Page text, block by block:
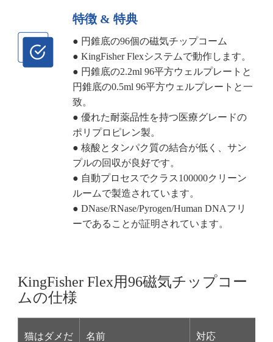
特徴 & 特典
● 円錐底の96個の磁気チップコーム
● KingFisher Flexシステムで動作します。
● 円錐底の2.2ml 96平方ウェルプレートと
円錐底の0.5ml 96平方ウェルプレートと一
致。
● 優れた耐薬品性を持つ医療グレードの
ポリプロピレン製。
● 核酸とタンパク質の結合が低く、サン
プルの回収が良好です。
● 自動プロセスでクラス100000クリーン
ルームで製造されています。
● DNase/RNase/Pyrogen/Human DNAフリ
ーであることが証明されています。
KingFisher Flex用96磁気チップコー
ムの仕様
猫はダメだ 名前 対応